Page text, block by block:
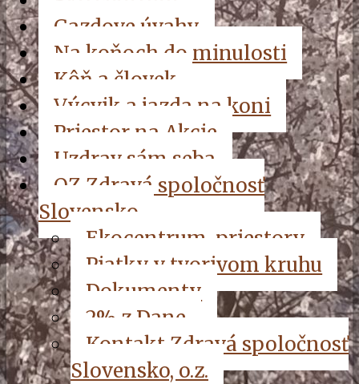
Gazdove úvahy
Na koňoch do minulosti
Kôň a človek
Výcvik a jazda na koni
Priestor na Akcie
Uzdrav sám seba
OZ Zdravá spoločnosť
Slovensko
Ekocentrum, priestory
Piatky v tvorivom kruhu
Dokumenty
2% z Dane
Kontakt Zdravá spoločnosť
Slovensko, o.z.